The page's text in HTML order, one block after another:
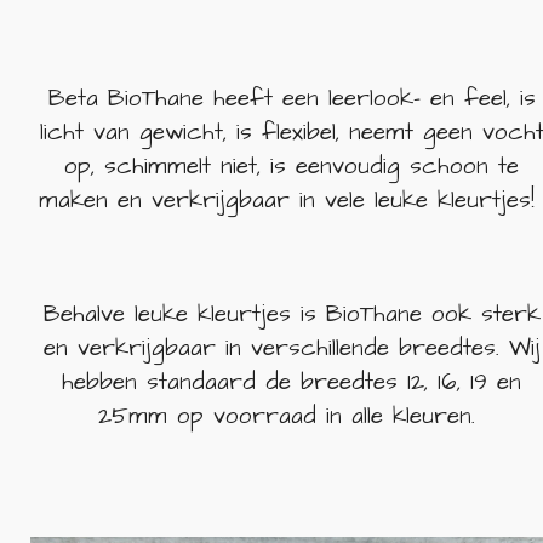
Beta BioThane heeft een leerlook- en feel, is
licht van gewicht, is flexibel, neemt geen vocht
op, schimmelt niet, is eenvoudig schoon te
maken en verkrijgbaar in vele leuke
Behalve leuke kleurtjes is BioThane ook sterk
en verkrijgbaar in verschillende breedtes. Wij
hebben standaard de breedtes 12, 16, 19 en
25mm op voorraad in alle kleuren.